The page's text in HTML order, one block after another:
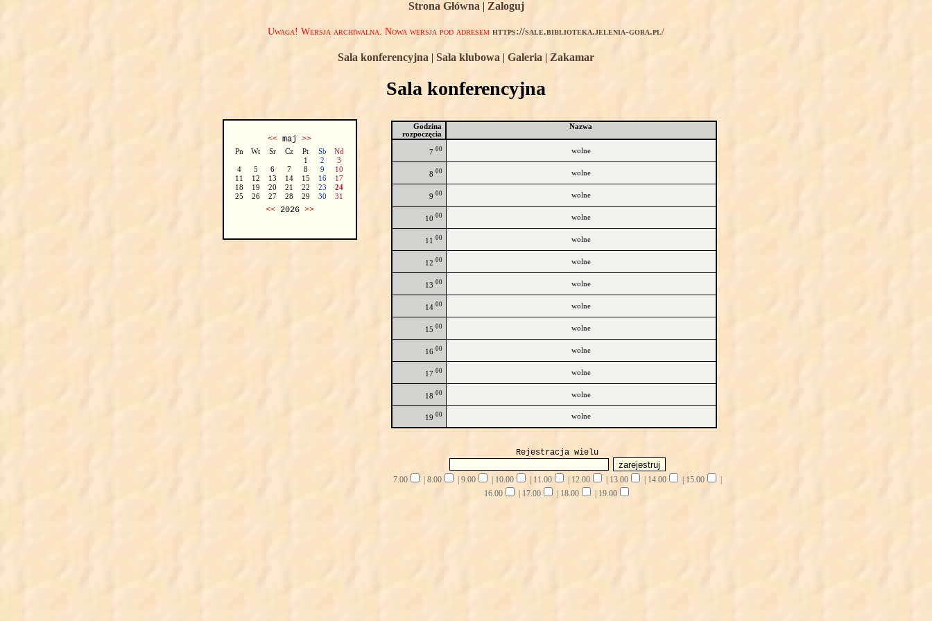
Strona Główna | Zaloguj
Uwaga! Wersja archiwalna. Nowa wersja pod adresem https://sale.biblioteka.jelenia-gora.pl/
Sala konferencyjna | Sala klubowa | Galeria | Zakamar
Sala konferencyjna
<< maj >>
Pn Wt Sr Cz Pt Sb
Nd
1
2
3
4
5 6 7 8 9
10
11
12 13 14 15 16
17
18
19 20 21 22 23
24
25
26 27 28 29 30 31
<<2026 >>
Godzina
rozpoczęcia
Nazwa
7 00 wolne
8 00 wolne
9 00 wolne
10 00 wolne
11 00 wolne
12 00 wolne
13 00 wolne
14 00 wolne
15 00 wolne
16 00 wolne
17 00 wolne
18 00 wolne
19 00 wolne
Rejestracja wielu
7.00 8.00 9.00 10.00 11.00 12.00 13.00 14.00 15.00
16.00
17.00 18.00 19.00